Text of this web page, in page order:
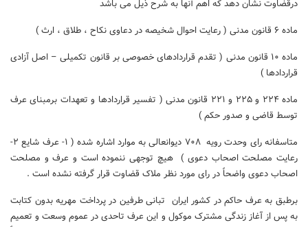
درقضاوت نشان دهد که اهم آنها به شرح ذیل می باشد
ماده ۶ قانون مدنی ( رعایت احوال شخیصه در دعاوی نکاح ، طلاق ، ارث )
ماده ۱۰ قانون مدنی ( تقدم قراردادهای خصوصی بر قانون تکمیلی – اصل آزادی
قراردادها )
ماده ۲۲۴ و ۲۲۵ و ۲۲۱ قانون مدنی ( تفسیر قراردادها و تعهدات برمبنای عرف
توسط قاضی و صدور حکم )
متاسفانه رای وحدت رویه ۷۰۸ دیوانعالی به موارد اشاره شده ( ۱- عرف شایع ۲-
رعایت مصلحت اصحاب دعوی ) هیچ توجهی ننموده است و عرف و مصلحت
اصحاب دعوی واضحاً در رای مورد نظر ملاک قضاوت قرار گرفته نشده است .
برطبق به عرف حاکم در کشور ایران تبانی طرفین در پرداخت مهریه بدون کتابت
به پس از آغاز زندگی مشترک موکول و این عرف تاحدی در عموم وسعت و تعمیم